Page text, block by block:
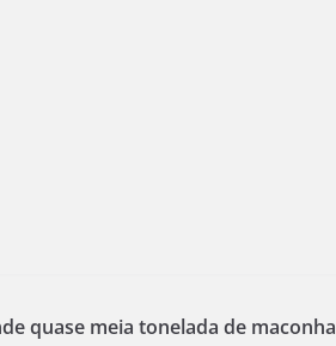
quase meia tonelada de maconha